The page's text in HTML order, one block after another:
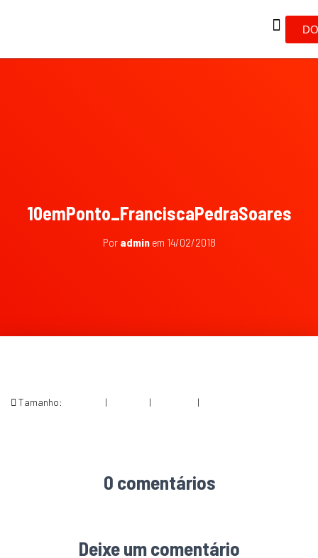
10emPonto_FranciscaPedraSoares
Por adminem 14/02/2018
Tamanho: | | |
0 comentários
Deixe um comentário